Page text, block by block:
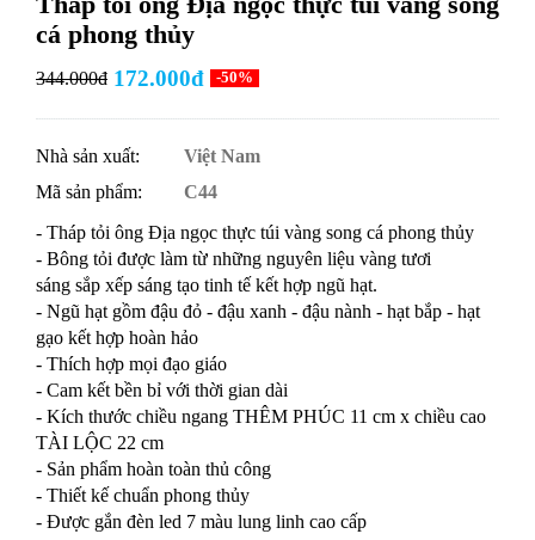
cá phong thủy
344.000đ 172.000đ -50%
Nhà sản xuất:
Việt Nam
Mã sản phẩm:
C44
- Tháp tỏi ông Địa ngọc thực túi vàng song cá phong thủy
- Bông tỏi được làm từ những nguyên liệu vàng tươi
sáng sắp xếp sáng tạo tinh tế kết hợp ngũ hạt.
- Ngũ hạt gồm đậu đỏ - đậu xanh - đậu nành - hạt bắp - hạt
gạo kết hợp hoàn hảo
- Thích hợp mọi đạo giáo
- Cam kết bền bỉ với thời gian dài
- Kích thước chiều ngang THÊM PHÚC 11 cm x chiều cao
TÀI LỘC 22 cm
- Sản phẩm hoàn toàn thủ công
- Thiết kế chuẩn phong thủy
- Được gắn đèn led 7 màu lung linh cao cấp